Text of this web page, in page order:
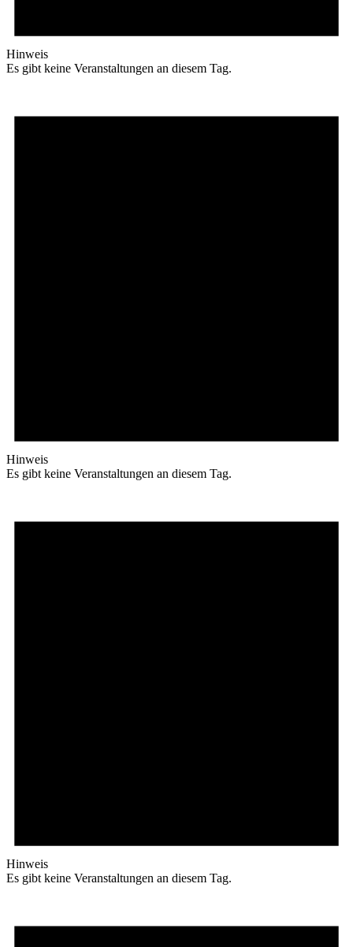
Hinweis
Es gibt keine Veranstaltungen an diesem Tag.
Hinweis
Es gibt keine Veranstaltungen an diesem Tag.
Hinweis
Es gibt keine Veranstaltungen an diesem Tag.